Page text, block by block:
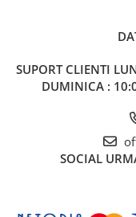
SUPORT CLIENTI
DUMINICA :
SOCIAL